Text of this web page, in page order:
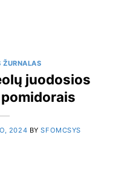
ŽURNALAS
juodosios
2024 BYSFOMCSYS